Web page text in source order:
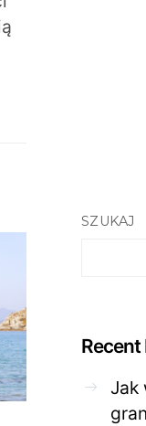
SZUKAJ
Recent
Jak